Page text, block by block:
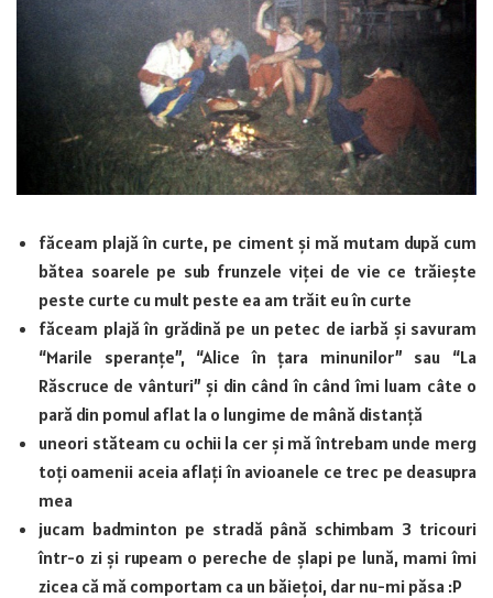
făceam plajă în curte, pe ciment și mă mutam după cum
bătea soarele pe sub frunzele viței de vie ce trăiește
peste curte cu mult peste ea am trăit eu în curte
făceam plajă în grădină pe un petec de iarbă și savuram
“Marile speranțe”, “Alice în țara minunilor” sau “La
Răscruce de vânturi” și din când în când îmi luam câte o
pară din pomul aflat la o lungime de mână distanță
uneori stăteam cu ochii la cer și mă întrebam unde merg
toți oamenii aceia aflați în avioanele ce trec pe deasupra
mea
jucam badminton pe stradă până schimbam 3 tricouri
într-o zi și rupeam o pereche de șlapi pe lună, mami îmi
zicea că mă comportam ca un băiețoi, dar nu-mi păsa :P